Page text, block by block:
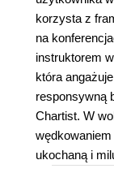
korzysta z
na
instruktorem
która
responsywną
Chartist. W
ukochaną i